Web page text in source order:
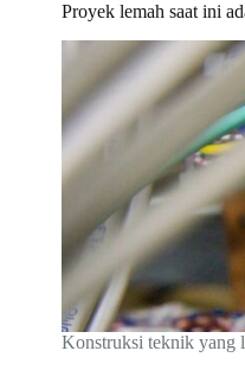
Proyek lemah saat ini
Konstruksi teknik yang